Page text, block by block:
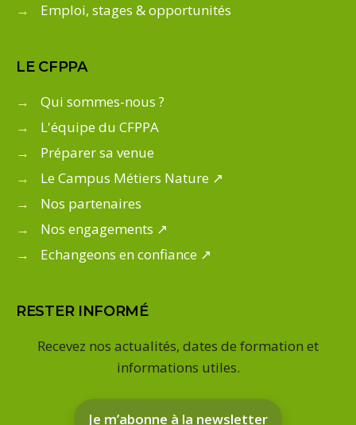
→
Emploi, stages & opportunités
LE CFPPA
→
Qui sommes-nous ?
→
L'équipe du CFPPA
→
Préparer sa venue
→
Le Campus Métiers Nature ↗
→
Nos partenaires
→
Nos engagements ↗
→
Echangeons en confiance ↗
RESTER INFORMÉ
Recevez nos actualités, dates de formation et
informations utiles.
Je m’abonne à la newsletter